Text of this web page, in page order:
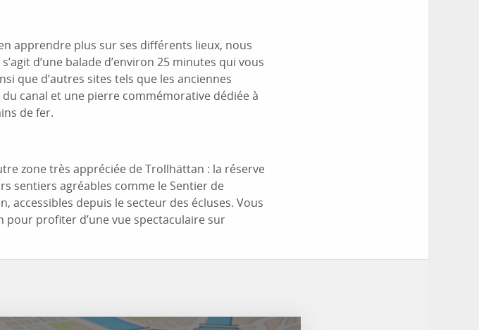
apprendre plus sur ses différents lieux, nous
d’une balade d’environ 25 minutes qui vous
que d’autres sites tels que les anciennes
du canal et une pierre commémorative dédiée à
de fer.
zone très appréciée de Trollhättan : la réserve
sentiers agréables comme le Sentier de
accessibles depuis le secteur des écluses. Vous
pour profiter d’une vue spectaculaire sur